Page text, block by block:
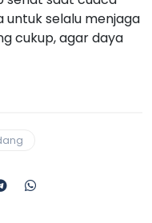
untuk selalu menjaga
cukup, agar daya